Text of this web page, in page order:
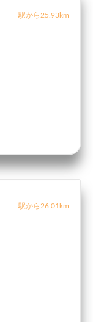
駅から25.93km
駅から26.01km